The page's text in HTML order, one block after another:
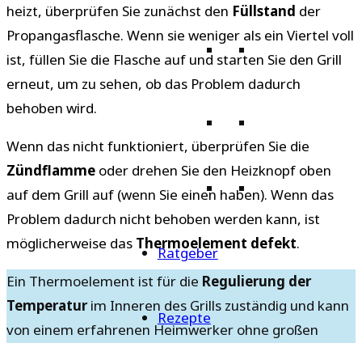
Ratgeber
Rezepte
heizt, überprüfen Sie zunächst den Füllstand der
Propangasflasche. Wenn sie weniger als ein Viertel voll
ist, füllen Sie die Flasche auf und starten Sie den Grill
erneut, um zu sehen, ob das Problem dadurch
behoben wird.
Wenn das nicht funktioniert, überprüfen Sie die
Zündflamme oder drehen Sie den Heizknopf oben
auf dem Grill auf (wenn Sie einen haben). Wenn das
Problem dadurch nicht behoben werden kann, ist
möglicherweise das Thermoelement defekt.
Ein Thermoelement ist für die Regulierung der
Temperaturim Inneren des Grills zuständig und kann
von einem erfahrenen Heimwerker ohne großen